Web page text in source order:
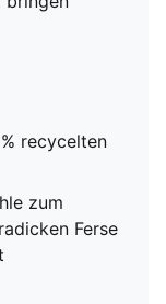
recycelten
zum
Ferse